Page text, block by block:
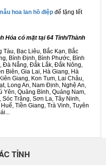
hoa lan hồ điệp để tặng tết
Hóa có mặt tại 64 Tỉnh/Thành
Tàu, Bạc Liêu, Bắc Kạn, Bắc
Bình Định, Bình Phước, Bình
Đà Nẵng, Đắk Lắk, Đắk Nông,
Biên, Gia Lai, Hà Giang, Hà
Giang, Kon Tum, Lai Châu,
Long An, Nam Định, Nghệ An,
Yên, Quảng Bình, Quảng Nam,
Trăng, Sơn La, Tây Ninh,
Tiền Giang, Trà Vinh, Tuyên
TỈNH